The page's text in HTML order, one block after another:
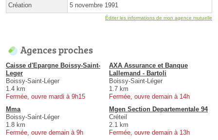
Création 5 novembre 1991
Éditer les informations de mon agence mutuelle
Agences proches
Caisse d'Epargne Boissy-Saint-
Leger
Boissy-Saint-Léger
1.4 km
Fermée, ouvre mardi à 9h15
AXA Assurance et Banque
Lallemand - Bartoli
Boissy-Saint-Léger
1.7 km
Fermée, ouvre demain à 14h
Mma
Boissy-Saint-Léger
1.8 km
Fermée, ouvre demain à 9h
Mgen Section Departementale 94
Créteil
2.1 km
Fermée, ouvre demain à 13h